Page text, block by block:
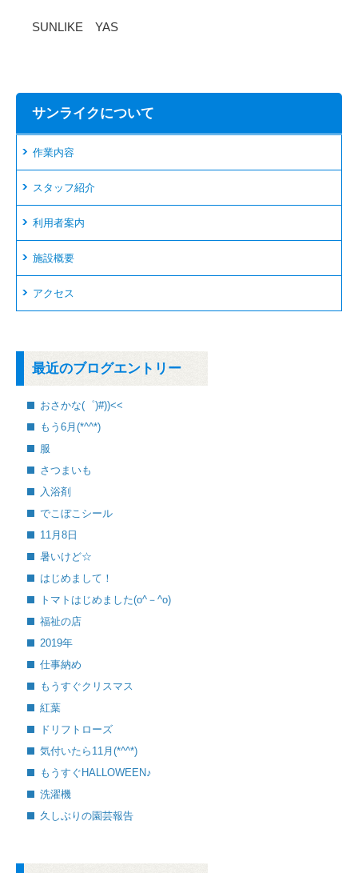
SUNLIKE YAS
サンライクについて
作業内容
スタッフ紹介
利用者案内
施設概要
アクセス
最近のブログエントリー
おさかな(゜)#))<<
もう6月(*^^*)
服
さつまいも
入浴剤
でこぼこシール
11月8日
暑いけど☆
はじめまして！
トマトはじめました(o^－^o)
福祉の店
2019年
仕事納め
もうすぐクリスマス
紅葉
ドリフトローズ
気付いたら11月(*^^*)
もうすぐHALLOWEEN♪
洗濯機
久しぶりの園芸報告